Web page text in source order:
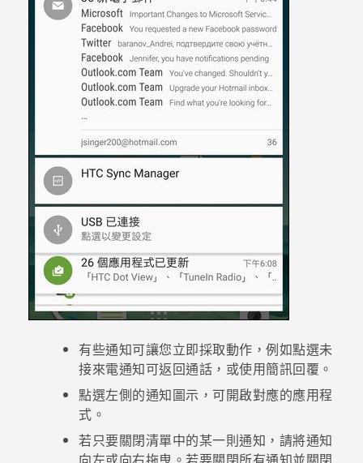
有些通知可讓您立即採取動作，例如點選未
接來電通知可返回通話，或使用簡訊回覆。
點選左側的通知圖示，可開啟對應的應用程
式。
若只要關閉清單中的某一則通知，請將通知
向左或向右拖曳。若要關閉所有通知並關閉